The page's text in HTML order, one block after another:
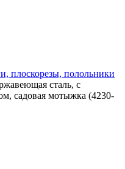
плоскорезы, полольники
сталь, с
садовая мотыжка (4230-